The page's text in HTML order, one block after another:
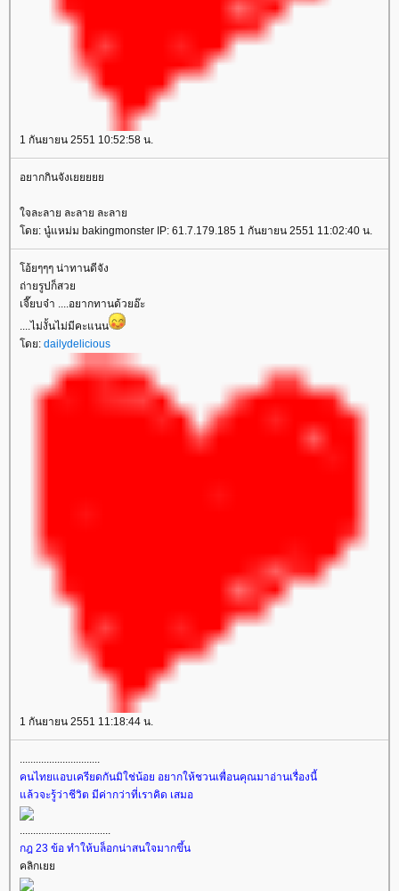
1 กันยายน 2551 10:52:58 น.
อยากกินจังเ
จละลาย ละลาย ละลา
ดย: นู๋แหม่ม bakingmonster IP: 61.7.179.185 1 กันยายน 2551 11:02:40 น.
อ้ยๆๆๆ น่าทานดีจัง
ถ่ายรูปก็สว
เจี๊ยบจ๋า ....อยากทานด้วยอ๊ะ
....ไม่งั้นไม่มีคะแนน
ดย: dailydelicious
1 กันยายน 2551 11:18:44 น.
คนไทยแอบเครียดกันมิใช่น้อย อยากให้ชวนเพื่อนคุณมาอ่านเรื่องนี้
ล้วจะรู้ว่าชีวิต มีค่ากว่าที่เราคิด เสมอ
กฎ 23 ข้อ ทำให้บล็อกน่าสนใจมากขึ้น
คลิกเ